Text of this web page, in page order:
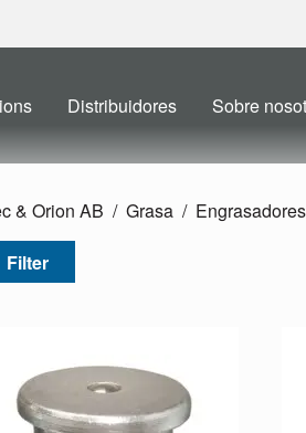
Distribuidores Sobre
& Orion AB Grasa Engrasadores
Filter